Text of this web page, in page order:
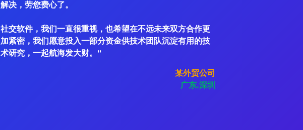
解决，劳您费心了。
社交软件，我们一直很重视，也希望在不远未来双方合作更
加紧密，我们愿意投入一部分资金供技术团队沉淀有用的技
术研究，一起航海发大财。"
某外贸公司
广东.深圳